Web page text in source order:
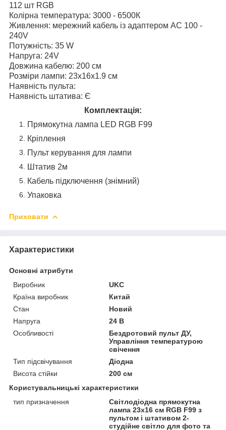
112 шт RGB
Колірна температура: 3000 - 6500К
Живлення: мережний кабель із адаптером АC 100 -
240V
Потужність: 35 W
Напруга: 24V
Довжина кабелю: 200 см
Розміри лампи: 23х16х1.9 см
Наявність пульта:
Наявність штатива: Є
Комплектація:
Прямокутна лампа LED RGB F99
Кріплення
Пульт керування для лампи
Штатив 2м
Кабель підключення (знімний)
Упаковка
Приховати
Характеристики
Основні атрибути
Виробник
UKC
Країна виробник
Китай
Стан
Новий
Напруга
24 В
Особливості
Бездротовий пульт ДУ,
Управління температурою
свічення
Тип підсвічування
Діодна
Висота стійки
200 см
Користувальницькі характеристики
тип призначення
Світлодіодна прямокутна
лампа 23х16 см RGB F99 з
пультом і штативом 2-
студійне світло для фото та